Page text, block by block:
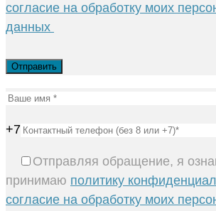
согласие на обработку моих
данных
+7
Отправляя обращение, я
принимаю политику
согласие на обработку моих